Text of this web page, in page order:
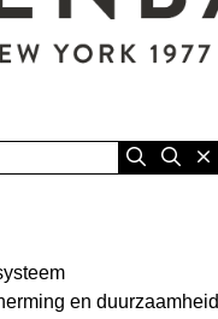
en duurzaamheid